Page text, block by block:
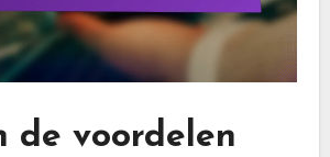
de voordelen